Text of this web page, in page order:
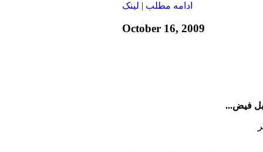
ادامه مطلب | لينک
October 16, 2009
فیض...